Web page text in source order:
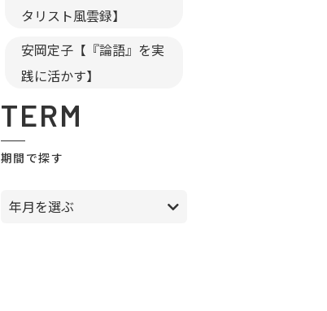
タリスト風雲録】
安岡定子【『論語』を実
践に活かす】
TERM
期間で探す
年月を選ぶ